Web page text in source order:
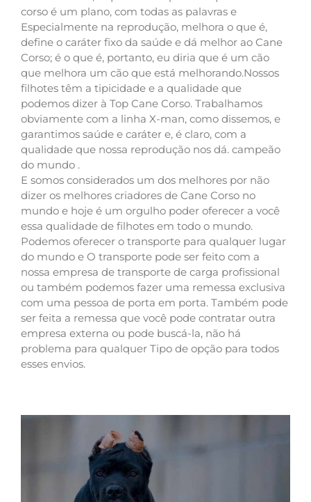
corso é um plano, com todas as palavras e
Especialmente na reprodução, melhora o que é,
define o caráter fixo da saúde e dá melhor ao Cane
Corso; é o que é, portanto, eu diria que é um cão
que melhora um cão que está melhorando.Nossos
filhotes têm a tipicidade e a qualidade que
podemos dizer à Top Cane Corso. Trabalhamos
obviamente com a linha X-man, como dissemos, e
garantimos saúde e caráter e, é claro, com a
qualidade que nossa reprodução nos dá. campeão
do mundo .
E somos considerados um dos melhores por não
dizer os melhores criadores de Cane Corso no
mundo e hoje é um orgulho poder oferecer a você
essa qualidade de filhotes em todo o mundo.
Podemos oferecer o transporte para qualquer lugar
do mundo e O transporte pode ser feito com a
nossa empresa de transporte de carga profissional
ou também podemos fazer uma remessa exclusiva
com uma pessoa de porta em porta. Também pode
ser feita a remessa que você pode contratar outra
empresa externa ou pode buscá-la, não há
problema para qualquer Tipo de opção para todos
esses envios.